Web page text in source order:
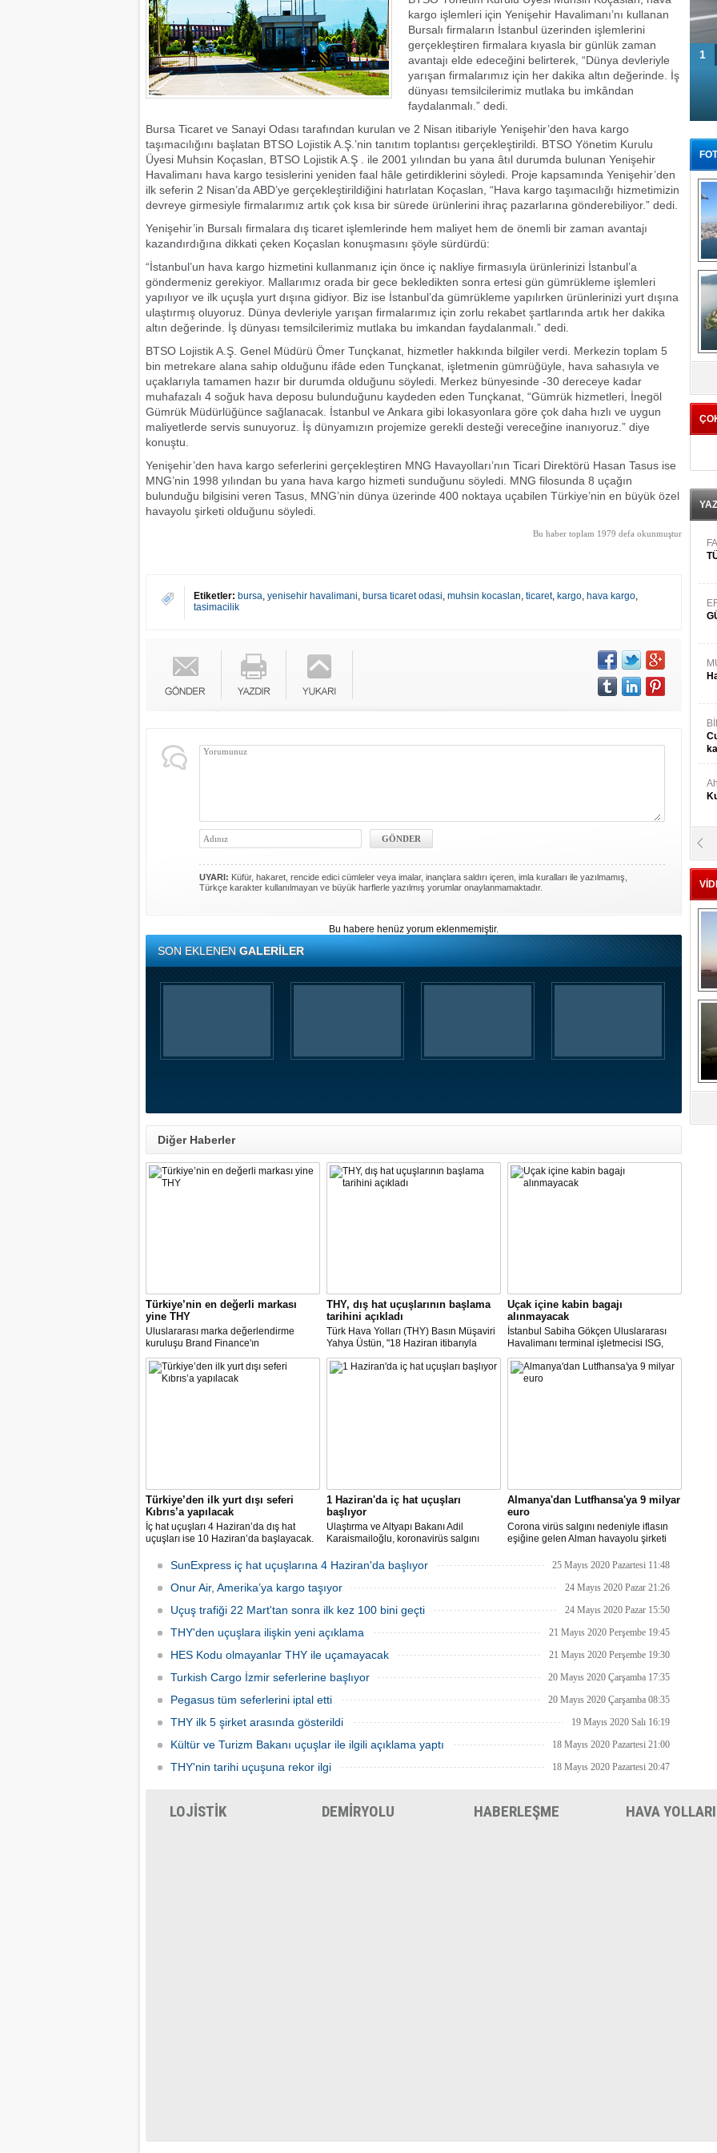
kargo işlemleri için Yenişehir Havalimanı’nı kullanan
Bursalı firmaların İstanbul üzerinden işlemlerini
gerçekleştiren firmalara kıyasla bir günlük zaman
avantajı elde edeceğini belirterek, “Dünya devleriyle
yarışan firmalarımız için her dakika altın değerinde. İş
dünyası temsilcilerimiz mutlaka bu imkândan
faydalanmalı.” dedi.
Bursa Ticaret ve Sanayi Odası tarafından kurulan ve 2 Nisan itibariyle Yenişehir’den hava kargo
taşımacılığını başlatan BTSO Lojistik A.Ş.’nin tanıtım toplantısı gerçekleştirildi. BTSO Yönetim Kurulu
Üyesi Muhsin Koçaslan, BTSO Lojistik A.Ş . ile 2001 yılından bu yana âtıl durumda bulunan Yenişehir
Havalimanı hava kargo tesislerini yeniden faal hâle getirdiklerini söyledi. Proje kapsamında Yenişehir’den
ilk seferin 2 Nisan’da ABD’ye gerçekleştirildiğini hatırlatan Koçaslan, “Hava kargo taşımacılığı hizmetimizin
devreye girmesiyle firmalarımız artık çok kısa bir sürede ürünlerini ihraç pazarlarına gönderebiliyor.” dedi.
Yenişehir’in Bursalı firmalara dış ticaret işlemlerinde hem maliyet hem de önemli bir zaman avantajı
kazandırdığına dikkati çeken Koçaslan konuşmasını şöyle sürdürdü:
“İstanbul’un hava kargo hizmetini kullanmanız için önce iç nakliye firmasıyla ürünlerinizi İstanbul’a
göndermeniz gerekiyor. Mallarımız orada bir gece bekledikten sonra ertesi gün gümrükleme işlemleri
yapılıyor ve ilk uçuşla yurt dışına gidiyor. Biz ise İstanbul’da gümrükleme yapılırken ürünlerinizi yurt dışına
ulaştırmış oluyoruz. Dünya devleriyle yarışan firmalarımız için zorlu rekabet şartlarında artık her dakika
altın değerinde. İş dünyası temsilcilerimiz mutlaka bu imkandan faydalanmalı.” dedi.
BTSO Lojistik A.Ş. Genel Müdürü Ömer Tunçkanat, hizmetler hakkında bilgiler verdi. Merkezin toplam 5
bin metrekare alana sahip olduğunu ifâde eden Tunçkanat, işletmenin gümrüğüyle, hava sahasıyla ve
uçaklarıyla tamamen hazır bir durumda olduğunu söyledi. Merkez bünyesinde -30 dereceye kadar
muhafazalı 4 soğuk hava deposu bulunduğunu kaydeden eden Tunçkanat, “Gümrük hizmetleri, İnegöl
Gümrük Müdürlüğünce sağlanacak. İstanbul ve Ankara gibi lokasyonlara göre çok daha hızlı ve uygun
maliyetlerde servis sunuyoruz. İş dünyamızın projemize gerekli desteği vereceğine inanıyoruz.” diye
konuştu.
Yenişehir’den hava kargo seferlerini gerçekleştiren MNG Havayolları’nın Ticari Direktörü Hasan Tasus ise
MNG’nin 1998 yılından bu yana hava kargo hizmeti sunduğunu söyledi. MNG filosunda 8 uçağın
bulunduğu bilgisini veren Tasus, MNG’nin dünya üzerinde 400 noktaya uçabilen Türkiye’nin en büyük özel
havayolu şirketi olduğunu söyledi.
Bu haber toplam 1979 defa okunmuştur
Etiketler: bursa, yenisehir havalimani, bursa ticaret odasi, muhsin kocaslan, ticaret, kargo, hava kargo,
tasimacilik
UYARI: Küfür, hakaret, rencide edici cümleler veya imalar, inançlara saldırı içeren, imla kuralları ile yazılmamış,
Türkçe karakter kullanılmayan ve büyük harflerle yazılmış yorumlar onaylanmamaktadır.
Bu habere henüz yorum eklenmemiştir.
SON EKLENENGALERİLER
Diğer Haberler
Türkiye’nin en değerli markası
yine THY
Uluslararası marka değerlendirme
kuruluşu Brand Finance'ın
araştırmasına göre Türk Hava Yolları, 2
milyar dolara yaklaşan marka değeriyle
bu yıl da "Türkiye'nin en değerli
THY, dış hat uçuşlarının başlama
tarihini açıkladı
Türk Hava Yolları (THY) Basın Müşaviri
Yahya Üstün, "18 Haziran itibarıyla
Avrupa’daki 16 şehirden Anadolu’daki
14 noktaya direkt uçmaya başlayacağız"
Uçak içine kabin bagajı
alınmayacak
İstanbul Sabiha Gökçen Uluslararası
Havalimanı terminal işletmecisi ISG,
yarın başlayacak iç hat uçuşlarında
uçak içerisine kabin bagajı kabul
edilmeyeceğini duyurdu.
Türkiye’den ilk yurt dışı seferi
Kıbrıs’a yapılacak
İç hat uçuşları 4 Haziran’da dış hat
uçuşları ise 10 Haziran’da başlayacak.
olacak.
1 Haziran'da iç hat uçuşları
başlıyor
Ulaştırma ve Altyapı Bakanı Adil
Karaismailoğlu, koronavirüs salgını
seferlerinin, 1 Haziran itibarıyla iç
hatlarda yeniden başlayacağını bildirdi.
Almanya'dan Lutfhansa'ya 9 milyar
euro
Corona virüs salgını nedeniyle iflasın
eşiğine gelen Alman havayolu şirketi
anlaşma sağlandı.
SunExpress iç hat uçuşlarına 4 Haziran'da başlıyor 25 Mayıs 2020 Pazartesi 11:48
Onur Air, Amerika’ya kargo taşıyor 24 Mayıs 2020 Pazar 21:26
Uçuş trafiği 22 Mart'tan sonra ilk kez 100 bini geçti 24 Mayıs 2020 Pazar 15:50
THY'den uçuşlara ilişkin yeni açıklama 21 Mayıs 2020 Perşembe 19:45
HES Kodu olmayanlar THY ile uçamayacak 21 Mayıs 2020 Perşembe 19:30
Turkish Cargo İzmir seferlerine başlıyor 20 Mayıs 2020 Çarşamba 17:35
Pegasus tüm seferlerini iptal etti 20 Mayıs 2020 Çarşamba 08:35
THY ilk 5 şirket arasında gösterildi 19 Mayıs 2020 Salı 16:19
Kültür ve Turizm Bakanı uçuşlar ile ilgili açıklama yaptı 18 Mayıs 2020 Pazartesi 21:00
THY'nin tarihi uçuşuna rekor ilgi 18 Mayıs 2020 Pazartesi 20:47
1
LOJİSTİK DEMİRYOLU HABERLEŞME HAVA YOLLARI